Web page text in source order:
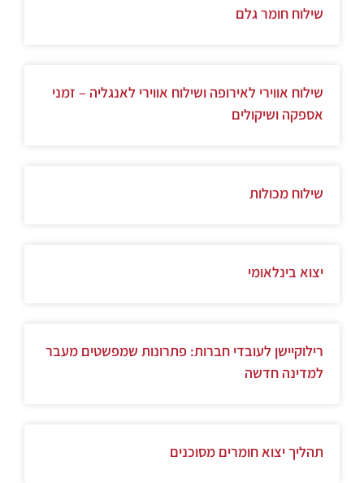
שילוח חומר גלם
שילוח אווירי לאירופה ושילוח אווירי לאנגליה – זמני
אספקה ושיקולים
שילוח מכולות
יצוא בינלאומי
רילוקיישן לעובדי חברות: פתרונות שמפשטים מעבר
למדינה חדשה
תהליך יצוא חומרים מסוכנים